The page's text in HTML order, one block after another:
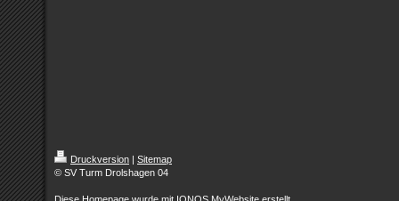
Druckversion | Sitemap
© SV Turm Drolshagen 04